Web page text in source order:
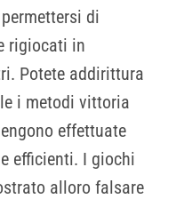
di
rigiocati in
Potete addirittura
i metodi vittoria
effettuate
efficienti. I giochi
alloro falsare